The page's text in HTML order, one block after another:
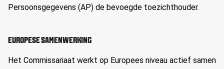
Persoonsgegevens (AP) de bevoegde toezichthouder.
EUROPESE SAMENWERKING
Het Commissariaat werkt op Europees niveau actief samen